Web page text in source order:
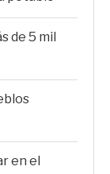
de 5 mil
en el